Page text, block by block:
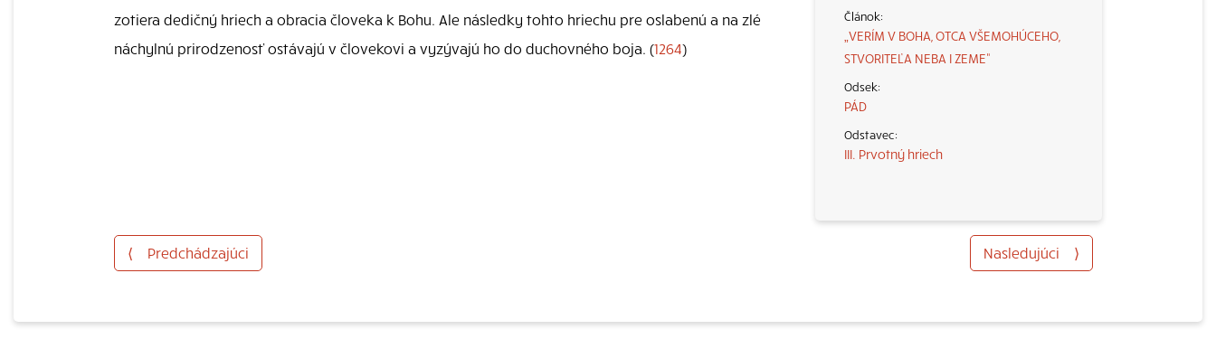
„VERÍM V BOHA, OTCA VŠEMOHÚCEHO,
STVORITEĽA NEBA I ZEME“
PÁD
III. Prvotný hriech
zotiera dedičný hriech a obracia človeka k Bohu. Ale následky tohto hriechu pre oslabenú a na zlé
náchylnú prirodzenosť ostávajú v človekovi a vyzývajú ho do duchovného boja. (1264)
⟨ Predchádzajúci Nasledujúci ⟩